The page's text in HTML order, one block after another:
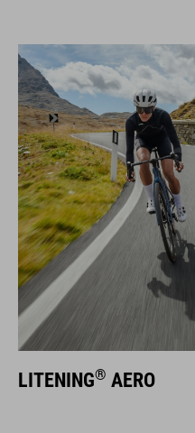
LITENING® AERO